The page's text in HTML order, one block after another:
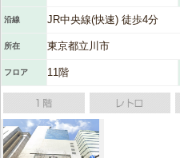
沿線 JR中央線(快速) 徒歩4分
所在 東京都立川市
フロア 11階